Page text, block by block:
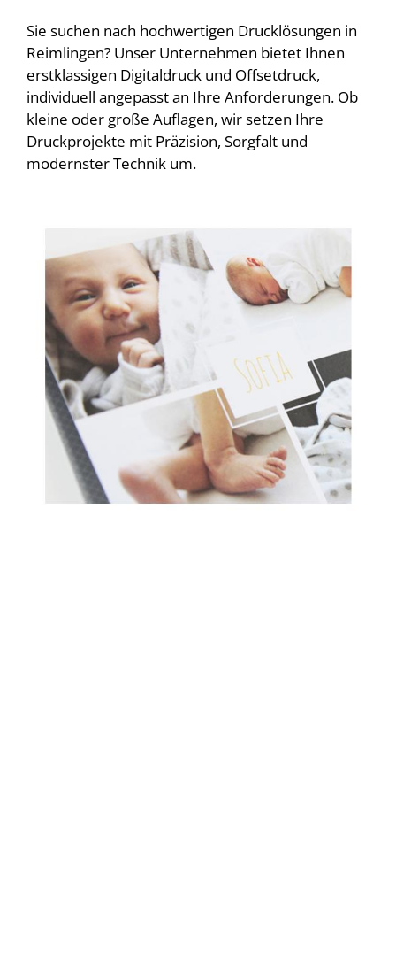
Sie suchen nach hochwertigen Drucklösungen in
Reimlingen? Unser Unternehmen bietet Ihnen
erstklassigen Digitaldruck und Offsetdruck,
individuell angepasst an Ihre Anforderungen. Ob
kleine oder große Auflagen, wir setzen Ihre
Druckprojekte mit Präzision, Sorgfalt und
modernster Technik um.